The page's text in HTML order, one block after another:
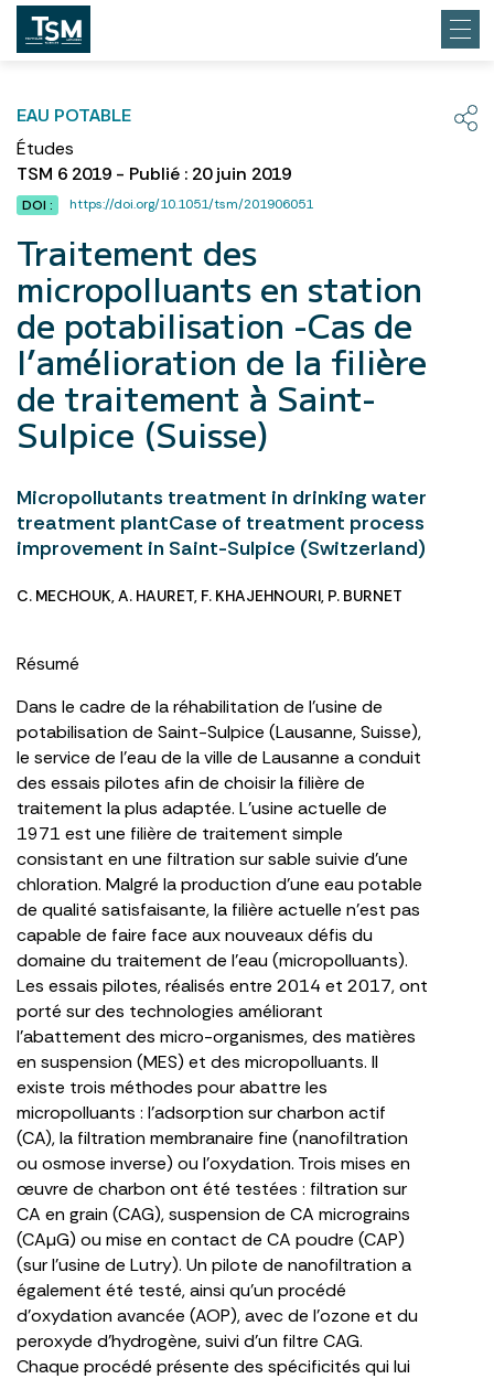
EAU POTABLE
Études
TSM 6 2019 - Publié : 20 juin 2019
DOI : https://doi.org/10.1051/tsm/201906051
Traitement des
micropolluants en station
de potabilisation -Cas de
l’amélioration de la filière
de traitement à Saint-
Sulpice (Suisse)
Micropollutants treatment in drinking water
treatment plantCase of treatment process
improvement in Saint-Sulpice (Switzerland)
C. MECHOUK,A. HAURET, F. KHAJEHNOURI, P. BURNET
Résumé
Dans le cadre de la réhabilitation de l’usine de
potabilisation de Saint-Sulpice (Lausanne, Suisse),
le service de l’eau de la ville de Lausanne a conduit
des essais pilotes afin de choisir la filière de
traitement la plus adaptée. L’usine actuelle de
1971 est une filière de traitement simple
consistant en une filtration sur sable suivie d’une
chloration. Malgré la production d’une eau potable
de qualité satisfaisante, la filière actuelle n’est pas
capable de faire face aux nouveaux défis du
domaine du traitement de l’eau (micropolluants).
Les essais pilotes, réalisés entre 2014 et 2017, ont
porté sur des technologies améliorant
l’abattement des micro-organismes, des matières
en suspension (MES) et des micropolluants. Il
existe trois méthodes pour abattre les
micropolluants : l’adsorption sur charbon actif
(CA), la filtration membranaire fine (nanofiltration
ou osmose inverse) ou l’oxydation. Trois mises en
œuvre de charbon ont été testées : filtration sur
CA en grain (CAG), suspension de CA micrograins
(CAµG) ou mise en contact de CA poudre (CAP)
(sur l’usine de Lutry). Un pilote de nanofiltration a
également été testé, ainsi qu’un procédé
d’oxydation avancée (AOP), avec de l’ozone et du
peroxyde d’hydrogène, suivi d’un filtre CAG.
Chaque procédé présente des spécificités qui lui